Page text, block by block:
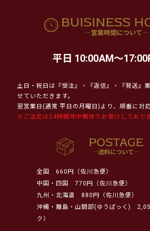
平日 10:00AM～
土日・祝日は『受注』・『返信』・『発送』
せていただきます。
翌営業日(通常 平日の月曜日)より、順番に対
※ご注文は24時間年中無休でお受けしておりま
全国
660円（佐川急便）
中国・四国
770円（佐川急便）
九州・北海道
880円（佐川急便）
沖縄・離島・山間部(ゆうぱっく)
ク）